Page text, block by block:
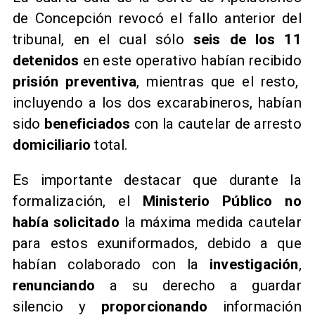
de Concepción revocó el fallo anterior del
tribunal, en el cual sólo seis de los 11
detenidos en este operativo habían recibido
prisión preventiva, mientras que el resto,
incluyendo a los dos excarabineros, habían
sido beneficiados con la cautelar de arresto
domiciliario total.
Es importante destacar que durante la
formalización, el
Ministerio Público no
había solicitado la máxima medida cautelar
para estos exuniformados, debido a que
habían colaborado con la investigación,
renunciando a su derecho a guardar
silencio y proporcionando información